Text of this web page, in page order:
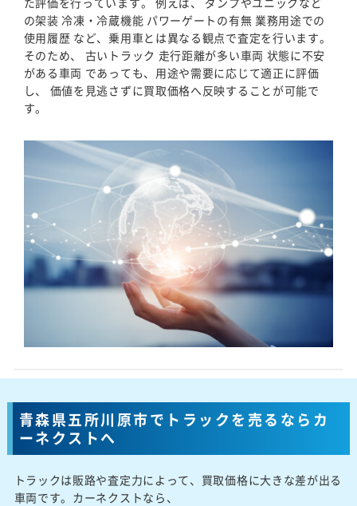
の架装 冷凍・冷蔵機能 パワーゲートの有無 業務用途での
使用履歴 など、乗用車とは異なる観点で査定を行います。
そのため、 古いトラック 走行距離が多い車両 状態に不安
がある車両 であっても、用途や需要に応じて適正に評価
し、 価値を見逃さずに買取価格へ反映することが可能で
す。
青森県五所川原市でトラックを売るならカ
ーネクストへ
トラックは販路や査定力によって、買取価格に大きな差が出る
車両です。カーネクストなら、